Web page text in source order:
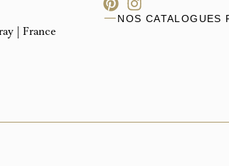
| France
NOS CATALOGUES